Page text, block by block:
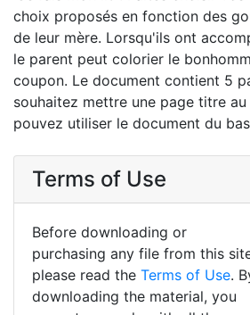
choix proposés en fonction des
de leur mère. Lorsqu'ils ont
le parent peut colorier le
coupon. Le document contient 5
souhaitez mettre une page titre
pouvez utiliser le document du
Terms of Use
Before downloading or
purchasing any file from this
please read the Terms of Use.
downloading the material, you